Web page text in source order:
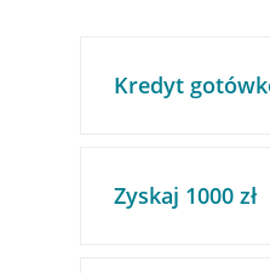
Kredyt
Zyskaj 1000 zł